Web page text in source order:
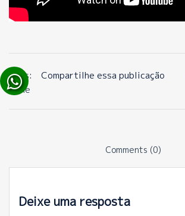
Compartilhe essa publicação
Tags:
None
Comments (0)
Deixe uma resposta